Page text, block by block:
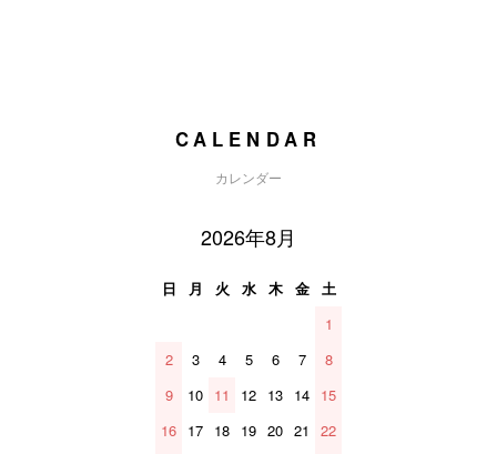
CALENDAR
カレンダー
2026年8月
日 月 火 水 木 金
土
1
2
3 4 5 6 7
8
9
10 11 12 13 14 15
16 17 18 19 20 21
22